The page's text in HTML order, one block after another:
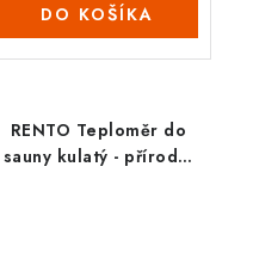
DO KOŠÍKA
RENTO Teploměr do
sauny kulatý - přírodní